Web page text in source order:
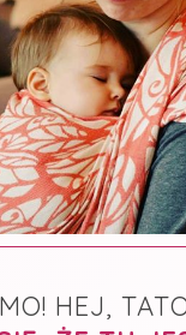
HEJ,